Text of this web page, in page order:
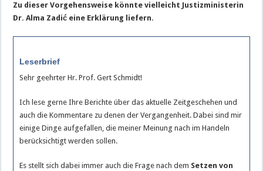
Zu dieser Vorgehensweise könnte vielleicht Justizministerin
Dr. Alma Zadić eine Erklärung liefern.
Leserbrief
Sehr geehrter Hr. Prof. Gert Schmidt!
Ich lese gerne Ihre Berichte über das aktuelle Zeitgeschehen und
auch die Kommentare zu denen der Vergangenheit. Dabei sind mir
einige Dinge aufgefallen, die meiner Meinung nach im Handeln
berücksichtigt werden sollen.
Es stellt sich dabei immer auch die Frage nach dem Setzen von